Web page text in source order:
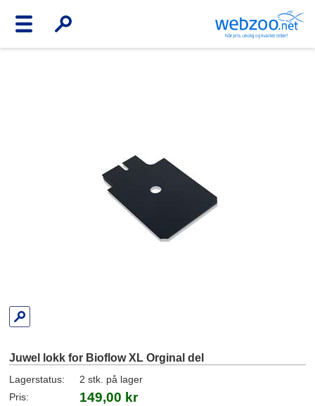
Juwel lokk for Bioflow XL Orginal del
Lagerstatus:
2 stk. på lager
Pris:
149,00 kr